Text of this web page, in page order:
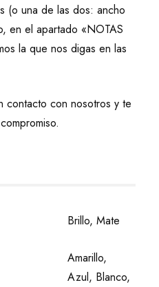
(o una de las dos: ancho
en el apartado «NOTAS
la que nos digas en las
contacto con nosotros y te
Brillo, Mate
Amarillo,
Azul, Blanco,